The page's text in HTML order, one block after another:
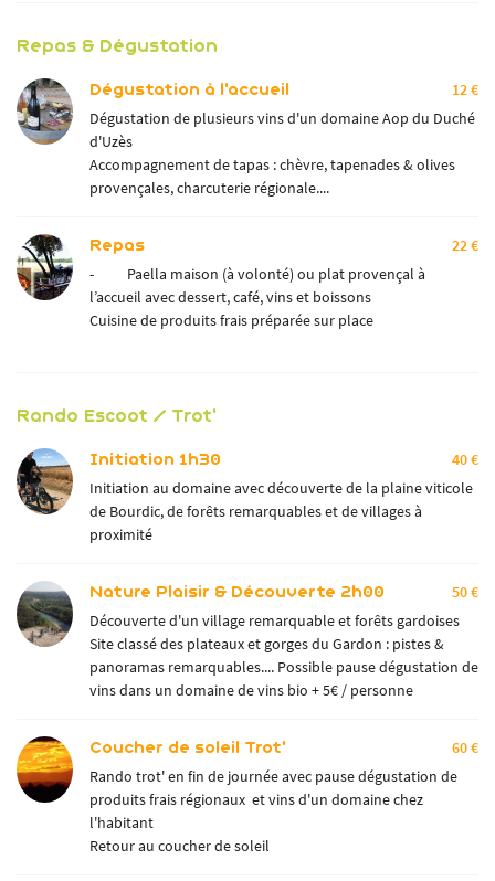
Repas & Dégustation
Dégustation à l'accueil
12 €
Dégustation de plusieurs vins d'un domaine Aop du Duché
d'Uzès
Accompagnement de tapas : chèvre, tapenades & olives
provençales, charcuterie régionale....
Repas
22 €
- Paella maison (à volonté) ou plat provençal à
l’accueil avec dessert, café, vins et boissons
Cuisine de produits frais préparée sur place
Rando Escoot / Trot'
Initiation 1h30
40 €
Initiation au domaine avec découverte de la plaine viticole
de Bourdic, de forêts remarquables et de villages à
proximité
Nature Plaisir & Découverte 2h00
50 €
Découverte d'un village remarquable et forêts gardoises
Site classé des plateaux et gorges du Gardon : pistes &
panoramas remarquables.... Possible pause dégustation de
vins dans un domaine de vins bio + 5€ / personne
Coucher de soleil Trot'
60 €
Rando trot' en fin de journée avec pause dégustation de
produits frais régionaux et vins d'un domaine chez
l'habitant
Retour au coucher de soleil